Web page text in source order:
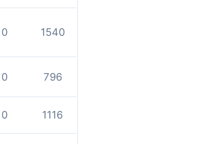
0 1540
0 796
0 1116